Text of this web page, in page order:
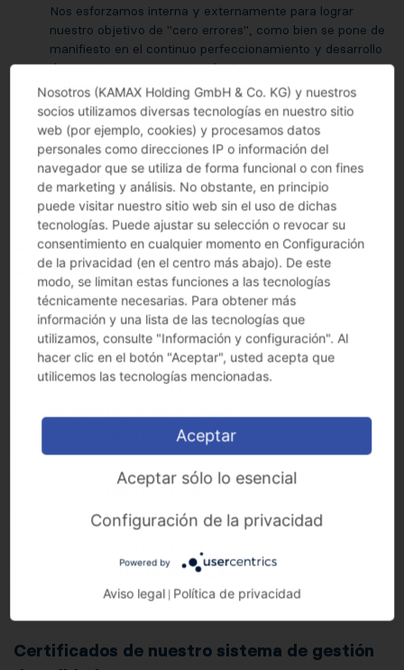
Nos esforzamos interna y externamente para lograr
nuestro objetivo de "cero errores", como bien se pone de
manifiesto en el continuo perfeccionamiento y desarrollo
de nuestros procesos y productos.
Colaboración con proveedores
Colaboramos estrechamente con nuestros proveedores
apoyándoles y beneficiándonos de sus logros, ya que, al
fin y al cabo, la mejora de sus procesos y productos
contribuye también a la satisfacción de nuestros clientes
comunes.
Certificados de nuestro sistema de gestión
de calidad ISO 9001_2015
Certificate_OP-BAR_2024-
2028_ISO9001_EN.pdf
Certificate_OP-HOM_2024-
2027_ISO9001_EN.pdf
2027_ISO9001_EN.pdf
KB
2027_ISO9001_EN.pdf
Certificate_OP-TUR_2024-
Zertifikat_OP-OHA_2024-2027-
_ISO9001_DE.pdf
Certificados de nuestro sistema de gestión
Nosotros (KAMAX Holding GmbH & Co. KG) y nuestros
socios utilizamos diversas tecnologías en nuestro sitio
web (por ejemplo, cookies) y procesamos datos
personales como direcciones IP o información del
navegador que se utiliza de forma funcional o con fines
de marketing y análisis. No obstante, en principio
puede visitar nuestro sitio web sin el uso de dichas
tecnologías. Puede ajustar su selección o revocar su
consentimiento en cualquier momento en Configuración
de la privacidad (en el centro más abajo). De este
modo, se limitan estas funciones a las tecnologías
técnicamente necesarias. Para obtener más
información y una lista de las tecnologías que
utilizamos, consulte "Información y configuración". Al
hacer clic en el botón "Aceptar", usted acepta que
utilicemos las tecnologías mencionadas.
Aceptar
Aceptar sólo lo esencial
Configuración de la privacidad
Powered by
Aviso legal Política de privacidad